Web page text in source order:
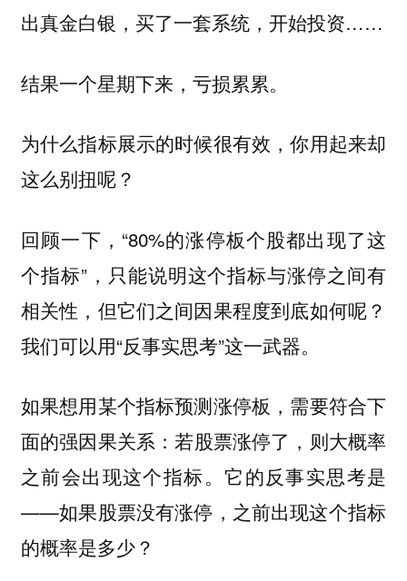
出真金白银，买了一套系统，开始投资……
结果一个星期下来，亏损累累。
为什么指标展示的时候很有效，你用起来却
这么别扭呢？
回顾一下，“80%的涨停板个股都出现了这
个指标”，只能说明这个指标与涨停之间有
相关性，但它们之间因果程度到底如何呢？
我们可以用“反事实思考”这一武器。
如果想用某个指标预测涨停板，需要符合下
面的强因果关系：若股票涨停了，则大概率
之前会出现这个指标。它的反事实思考是
——如果股票没有涨停，之前出现这个指标
的概率是多少？